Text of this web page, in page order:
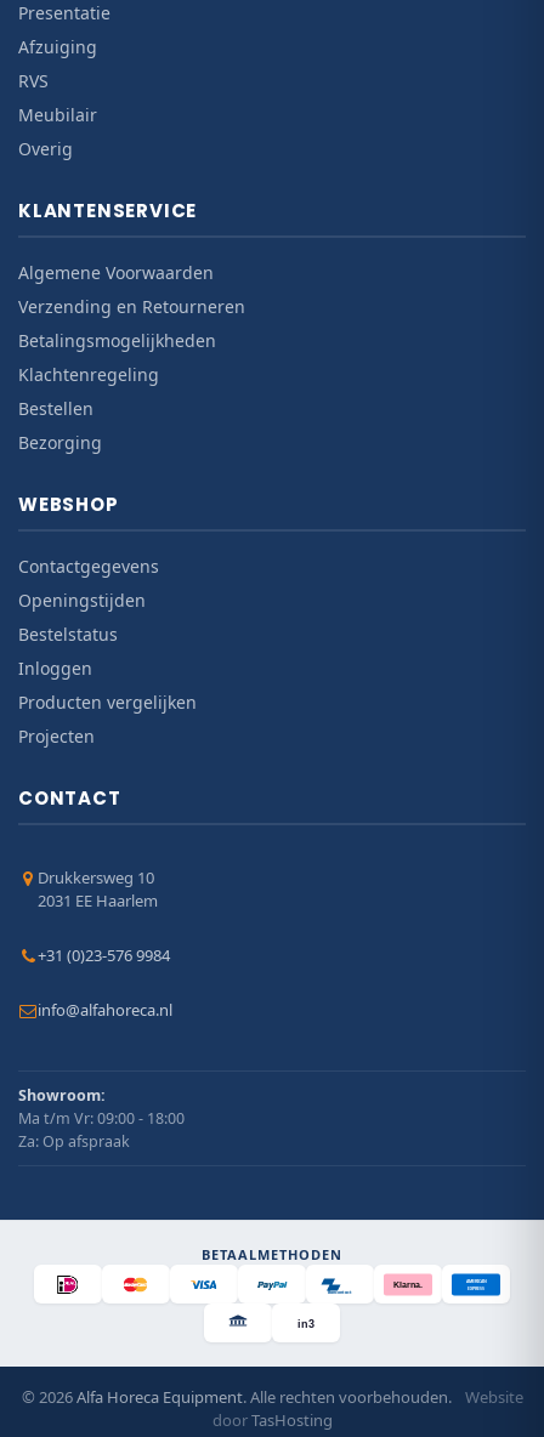
Presentatie
Afzuiging
RVS
Meubilair
Overig
KLANTENSERVICE
Algemene Voorwaarden
Verzending en Retourneren
Betalingsmogelijkheden
Klachtenregeling
Bestellen
Bezorging
WEBSHOP
Contactgegevens
Openingstijden
Bestelstatus
Inloggen
Producten vergelijken
Projecten
CONTACT
Drukkersweg 10
2031 EE Haarlem
+31 (0)23-576 9984
info@alfahoreca.nl
Showroom:
Ma t/m Vr: 09:00 - 18:00
Za: Op afspraak
BETAALMETHODEN
Bancontact
Klarna.
AMERICAN
EXPRESS
in3
© 2026Alfa Horeca Equipment. Alle rechten voorbehouden.
Website
doorTasHosting